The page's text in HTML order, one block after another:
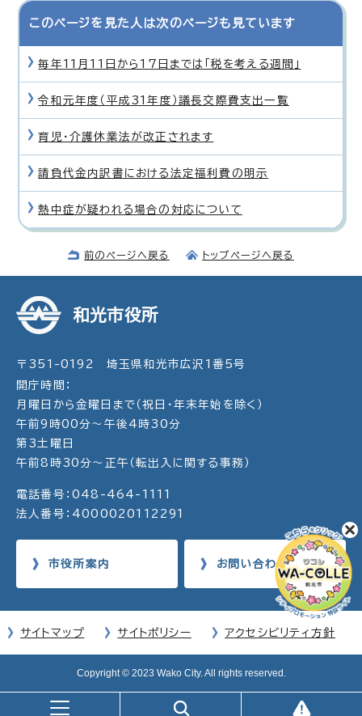
このページを見た人は次のページも見ています
毎年11月11日から17日までは「税を考える週間」
令和元年度（平成31年度）議長交際費支出一覧
育児・介護休業法が改正されます
請負代金内訳書における法定福利費の明示
熱中症が疑われる場合の対応について
前のページへ戻る トップページへ戻る
和光市役所
〒351-0192 埼玉県和光市広沢1番5号
開庁時間：
月曜日から金曜日まで（祝日・年末年始を除く）
午前9時00分～午後4時30分
第3土曜日
午前8時30分～正午（転出入に関する事務）
電話番号：048-464-1111
法人番号：4000020112291
市役所案内 お問い合わせ
サイトマップ サイトポリシー アクセシビリティ方針
Copyright © 2023 Wako City. All rights reserved.